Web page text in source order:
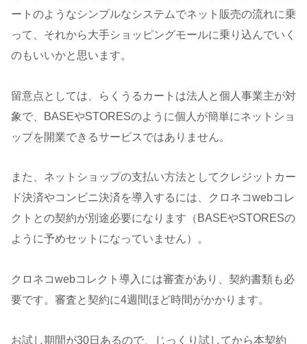
ートのようなシンプルなシステムでネット販売の流れに乗
って、それから大手ショッピングモールに乗り込んでいく
のもいいかと思います。
留意点としては、らくうるカートは法人と個人事業主が対
象で、BASEやSTORESのように個人が簡単にネットショ
ップを開業できるサービスではありません。
また、ネットショップの支払い方法としてクレジットカー
ド決済やコンビニ決済を導入するには、クロネコwebコレ
クトとの契約が別途必要になります（BASEやSTORESの
ように予めセットになっていません）。
クロネコwebコレクト導入には審査があり、契約書類も必
要です。審査と契約に4週間ほど時間がかかります。
お試し期間が30日あるので、じっくり試してから本契約